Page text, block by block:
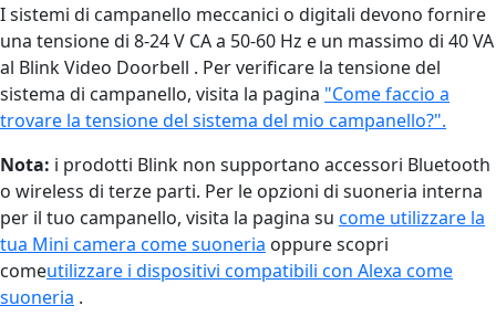
I sistemi di campanello meccanici o digitali devono fornire
una tensione di 8-24 V CA a 50-60 Hz e un massimo di 40 VA
al Blink Video Doorbell . Per verificare la tensione del
sistema di campanello, visita la pagina "Come faccio a
trovare la tensione del sistema del mio campanello?".
Nota: i prodotti Blink non supportano accessori Bluetooth
o wireless di terze parti. Per le opzioni di suoneria interna
per il tuo campanello, visita la pagina su come utilizzare la
tua Mini camera come suoneria oppure scopri
comeutilizzare i dispositivi compatibili con Alexa come
suoneria .